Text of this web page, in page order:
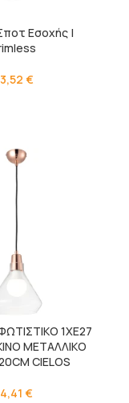
Εσοχής |
€
1ΧΕ27
ΜΕΤΑΛΛΙΚΟ
CIELOS
€